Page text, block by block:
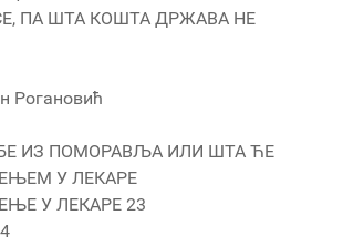
ПА ШТА КОШТА ДРЖАВА НЕ
Рогановић
ИЗ ПОМОРАВЉА ИЛИ ШТА ЋЕ
У ЛЕКАРЕ
У ЛЕКАРЕ 23